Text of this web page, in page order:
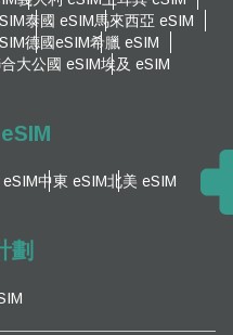
泰國 eSIM馬來西亞 eSIM
德國eSIM希臘 eSIM
大公國 eSIM埃及 eSIM
中東 eSIM北美 eSIM
劃